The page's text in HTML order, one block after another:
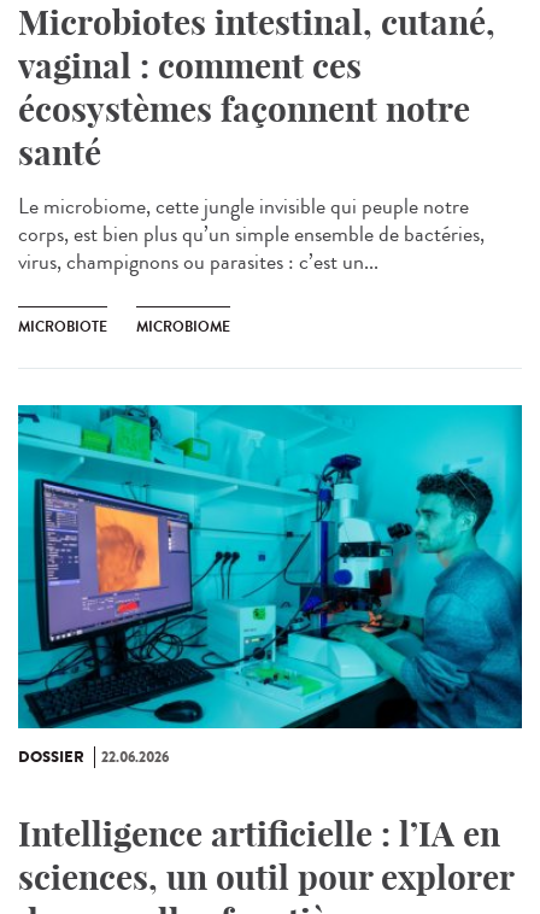
Microbiotes intestinal, cutané,
vaginal : comment ces
écosystèmes façonnent notre
santé
Le microbiome, cette jungle invisible qui peuple notre
corps, est bien plus qu’un simple ensemble de bactéries,
virus, champignons ou parasites : c’est un...
MICROBIOTE MICROBIOME
DOSSIER 22.06.2026
Intelligence artificielle : l’IA en
sciences, un outil pour explorer